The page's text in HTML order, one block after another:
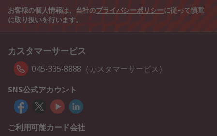
お客様の個人情報は、当社のプライバシーポリシーに従って慎重
に取り扱いを行います。
カスタマーサービス
045-335-8888（カスタマーサービス）
SNS公式アカウント
ご利用可能カード会社